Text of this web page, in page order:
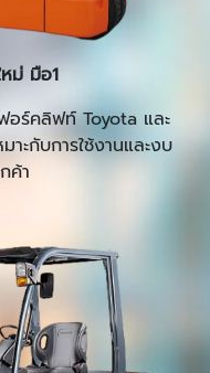
ม่ มือ1
อร์คลิฟท์ Toyota และ
าะกับการใช้งานและงบ
ค้า